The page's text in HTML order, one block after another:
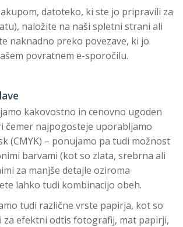
datoteko, ki ste jo pripravili za
naložite na naši spletni strani ali
naknadno preko povezave, ki jo
povratnem e-sporočilu.
kakovostno in cenovno ugoden
čemer najpogosteje uporabljamo
(CMYK) – ponujamo pa tudi možnost
barvami (kot so zlata, srebrna ali
za manjše detajle oziroma
lahko tudi kombinacijo obeh.
tudi različne vrste papirja, kot so
za efektni odtis fotografij, mat papirji,